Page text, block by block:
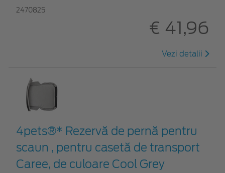
2470825
€ 41,96
Vezi detalii
4pets®* Rezervă de pernă pentru
scaun , pentru casetă de transport
Caree, de culoare Cool Grey